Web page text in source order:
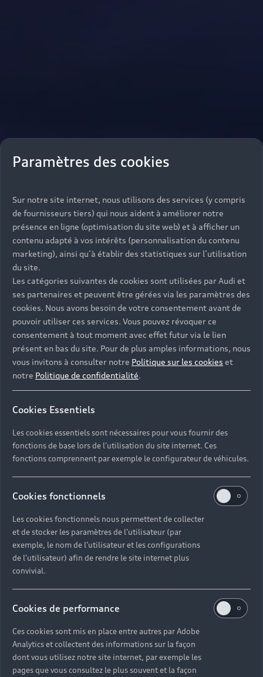
Paramètres des cookies
Sur notre site internet, nous utilisons des services (y compris
de fournisseurs tiers) qui nous aident à améliorer notre
présence en ligne (optimisation du site web) et à afficher un
contenu adapté à vos intérêts (personnalisation du contenu
marketing), ainsi qu’à établir des statistiques sur l’utilisation
du site.
Les catégories suivantes de cookies sont utilisées par Audi et
ses partenaires et peuvent être gérées via les paramètres des
cookies. Nous avons besoin de votre consentement avant de
pouvoir utiliser ces services. Vous pouvez révoquer ce
consentement à tout moment avec effet futur via le lien
présent en bas du site. Pour de plus amples informations, nous
vous invitons à consulter notre Politique sur les cookies et
notre Politique de confidentialité.
Cookies Essentiels
Les cookies essentiels sont nécessaires pour vous fournir des
fonctions de base lors de l'utilisation du site internet. Ces
fonctions comprennent par exemple le configurateur de véhicules.
Cookies fonctionnels
Les cookies fonctionnels nous permettent de collecter
et de stocker les paramètres de l'utilisateur (par
exemple, le nom de l'utilisateur et les configurations
de l'utilisateur) afin de rendre le site internet plus
convivial.
Cookies de performance
Ces cookies sont mis en place entre autres par Adobe
Analytics et collectent des informations sur la façon
dont vous utilisez notre site internet, par exemple les
pages que vous consultez le plus souvent et la façon